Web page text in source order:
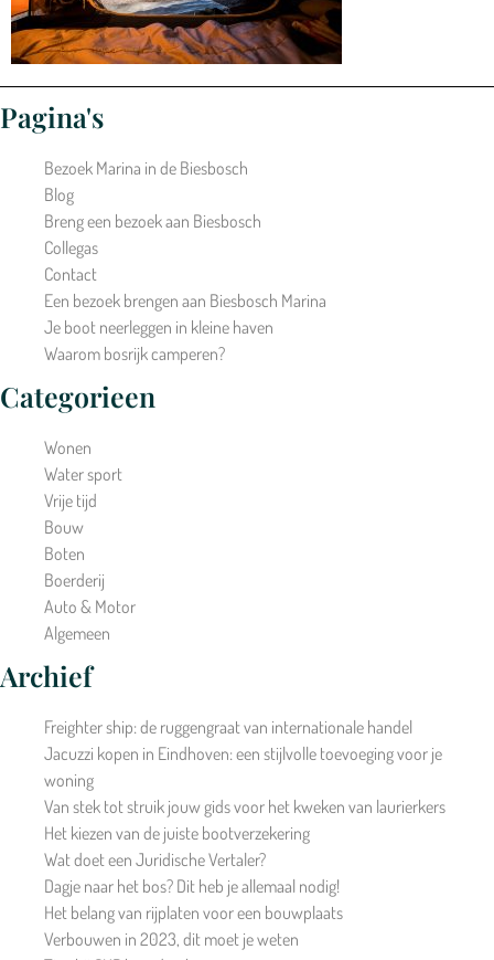
Pagina's
Bezoek Marina in de Biesbosch
Blog
Breng een bezoek aan Biesbosch
Collegas
Contact
Een bezoek brengen aan Biesbosch Marina
Je boot neerleggen in kleine haven
Waarom bosrijk camperen?
Categorieen
Wonen
Water sport
Vrije tijd
Bouw
Boten
Boerderij
Auto & Motor
Algemeen
Archief
Freighter ship: de ruggengraat van internationale handel
Jacuzzi kopen in Eindhoven: een stijlvolle toevoeging voor je
woning
Van stek tot struik jouw gids voor het kweken van laurierkers
Het kiezen van de juiste bootverzekering
Wat doet een Juridische Vertaler?
Dagje naar het bos? Dit heb je allemaal nodig!
Het belang van rijplaten voor een bouwplaats
Verbouwen in 2023, dit moet je weten